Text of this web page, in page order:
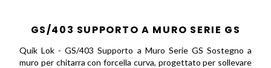
GS/403 SUPPORTO A MURO SERIE GS
Quik Lok - GS/403 Supporto a Muro Serie GS Sostegno a
muro per chitarra con forcella curva, progettato per sollevare